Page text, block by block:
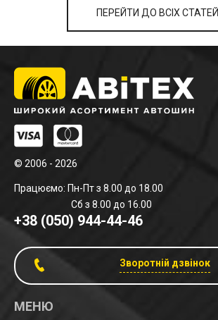
ПЕРЕЙТИ ДО ВСІХ СТАТЕЙ
© 2006 - 2026
Працюємо: Пн-Пт з 8.00 до 18.00
Сб з 8.00 до 16.00
+38 (050) 944-44-46
Зворотній дзвінок
МЕНЮ